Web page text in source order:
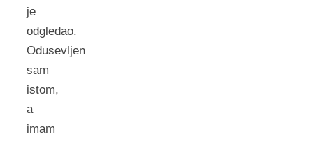
je
odgledao.
Odusevljen
sam
istom,
a
imam